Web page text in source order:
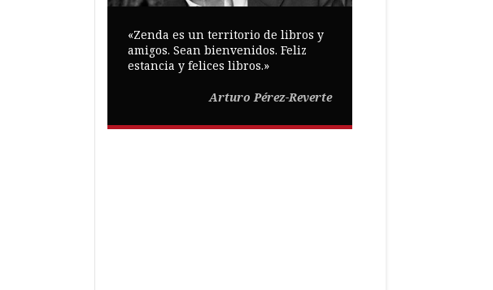
«Zenda es un territorio de libros y
amigos. Sean bienvenidos. Feliz
estancia y felices libros.»
Arturo Pérez-Reverte